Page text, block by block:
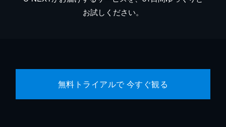
お試しください。
無料トライアルで 今すぐ観る